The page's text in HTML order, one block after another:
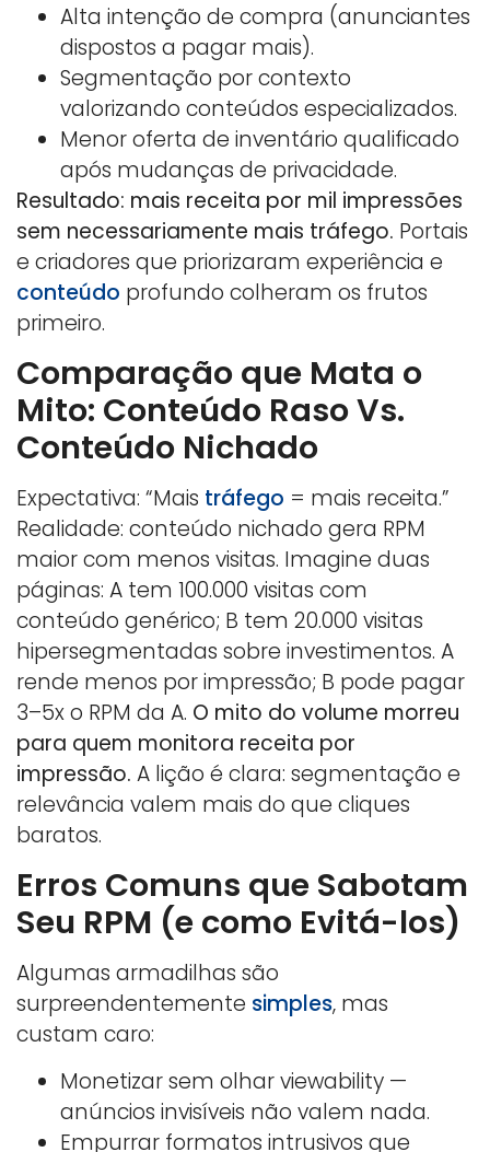
Alta intenção de compra (anunciantes
dispostos a pagar mais).
Segmentação por contexto
valorizando conteúdos especializados.
Menor oferta de inventário qualificado
após mudanças de privacidade.
Resultado: mais receita por mil impressões
sem necessariamente mais tráfego. Portais
e criadores que priorizaram experiência e
conteúdo profundo colheram os frutos
primeiro.
Comparação que Mata o
Mito: Conteúdo Raso Vs.
Conteúdo Nichado
Expectativa: “Mais tráfego = mais receita.”
Realidade: conteúdo nichado gera RPM
maior com menos visitas. Imagine duas
páginas: A tem 100.000 visitas com
conteúdo genérico; B tem 20.000 visitas
hipersegmentadas sobre investimentos. A
rende menos por impressão; B pode pagar
3–5x o RPM da A. O mito do volume morreu
para quem monitora receita por
impressão. A lição é clara: segmentação e
relevância valem mais do que cliques
baratos.
Erros Comuns que Sabotam
Seu RPM (e como Evitá-los)
Algumas armadilhas são
surpreendentemente simples, mas
custam caro:
Monetizar sem olhar viewability —
anúncios invisíveis não valem nada.
Empurrar formatos intrusivos que